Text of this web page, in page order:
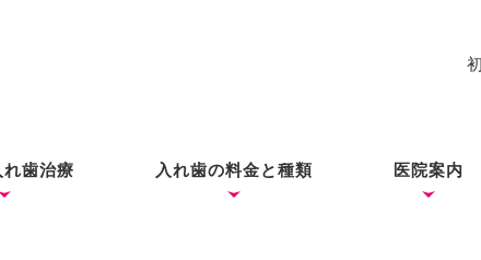
歯治療 入れ歯の料金と種類 医院案内